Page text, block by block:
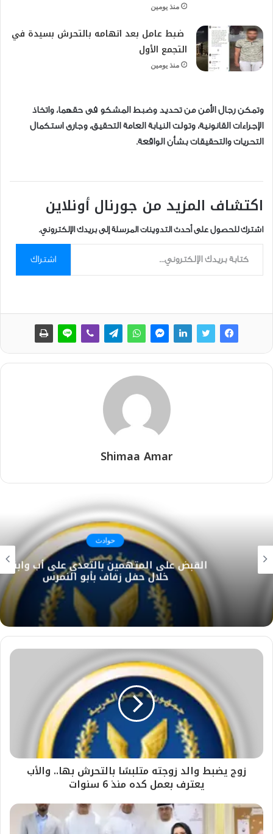
منذ يومين
ضبط عامل بعد اتهامه بالتحرش بسيدة في
التجمع الأول
منذ يومين
وتمكن رجال الأمن من تحديد وضبط المشكو فى حقهما، واتخاذ
الإجراءات القانونية، وتولت النيابة العامة التحقيق، وجارى استكمال
التحريات والتحقيقات بشأن الواقعة.
اكتشاف المزيد من جورنال أونلاين
اشترك للحصول على أحدث التدوينات المرسلة إلى بريدك الإلكتروني.
كتابة بريدك الإلكتروني...
اشتراك
Shimaa Amar
حوادث
القبض على المتهمين بالتعدي على أب وابنيه
خلال حفل زفاف بأبو النمرس
زوج يضبط والد زوجته متلبسًا بالتحرش بها.. والأب
يعترف بعمل كده منذ 6 سنوات